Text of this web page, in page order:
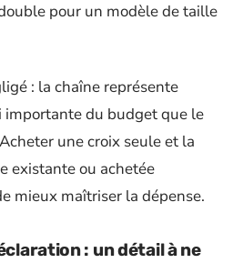
pour un modèle de taille
: la chaîne représente
importante du budget que le
une croix seule et la
existante ou achetée
mieux maîtriser la dépense.
: un détail à ne